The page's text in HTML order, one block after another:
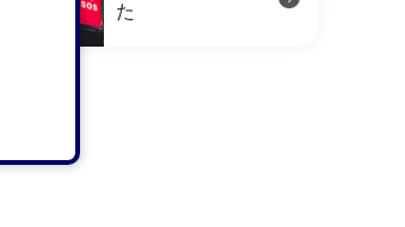
た